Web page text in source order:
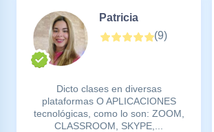
Patricia
(9)
Dicto clases en diversas
plataformas O APLICACIONES
tecnológicas, como lo son: ZOOM,
CLASSROOM, SKYPE,...